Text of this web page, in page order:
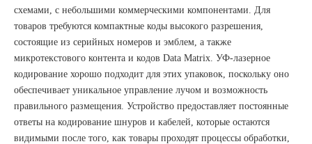
схемами, с небольшими коммерческими компонентами. Для
товаров требуются компактные коды высокого разрешения,
состоящие из серийных номеров и эмблем, а также
микротекстового контента и кодов Data Matrix. УФ-лазерное
кодирование хорошо подходит для этих упаковок, поскольку оно
обеспечивает уникальное управление лучом и возможность
правильного размещения. Устройство предоставляет постоянные
ответы на кодирование шнуров и кабелей, которые остаются
видимыми после того, как товары проходят процессы обработки,